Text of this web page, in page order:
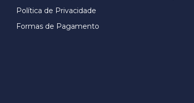
Política de Privacidade
Formas de Pagamento